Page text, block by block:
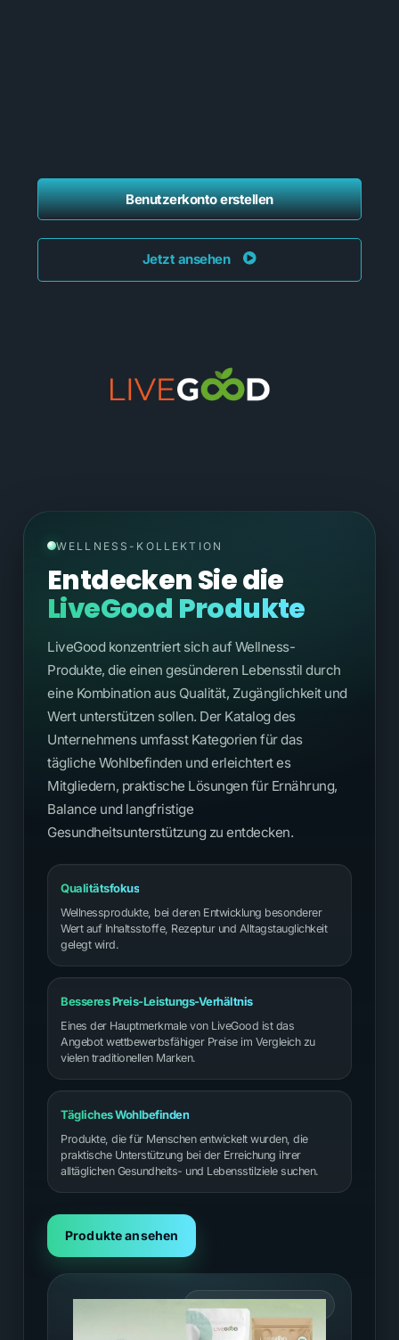
Benutzerkonto erstellen
Jetzt ansehen
WELLNESS-KOLLEKTION
Entdecken Sie die
LiveGood Produkte
LiveGood konzentriert sich auf Wellness-
Produkte, die einen gesünderen Lebensstil durch
eine Kombination aus Qualität, Zugänglichkeit und
Wert unterstützen sollen. Der Katalog des
Unternehmens umfasst Kategorien für das
tägliche Wohlbefinden und erleichtert es
Mitgliedern, praktische Lösungen für Ernährung,
Balance und langfristige
Gesundheitsunterstützung zu entdecken.
Qualitätsfokus
Wellnessprodukte, bei deren Entwicklung besonderer
Wert auf Inhaltsstoffe, Rezeptur und Alltagstauglichkeit
gelegt wird.
Besseres Preis-Leistungs-Verhältnis
Eines der Hauptmerkmale von LiveGood ist das
Angebot wettbewerbsfähiger Preise im Vergleich zu
vielen traditionellen Marken.
Tägliches Wohlbefinden
Produkte, die für Menschen entwickelt wurden, die
praktische Unterstützung bei der Erreichung ihrer
alltäglichen Gesundheits- und Lebensstilziele suchen.
Produkte ansehen